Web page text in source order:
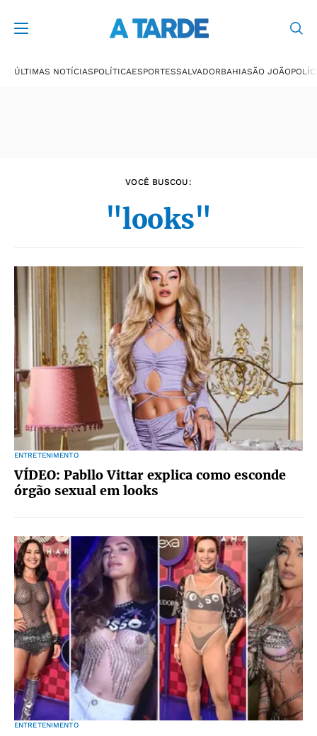
ÚLTIMAS NOTÍCIASPOLÍTICAESPORTESSALVADORBAHIASÃO JOÃO
VOCÊ BUSCOU:
"looks"
ENTRETENIMENTO
VÍDEO: Pabllo Vittar explica como esconde
órgão sexual em looks
ENTRETENIMENTO